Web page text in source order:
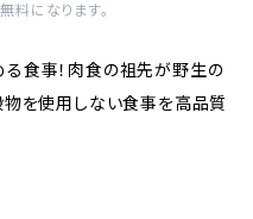
になります。
食事！肉食の祖先が野生の
物を使用しない食事を高品質